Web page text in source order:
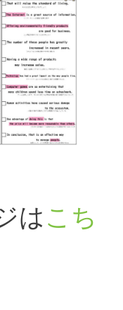
はこち